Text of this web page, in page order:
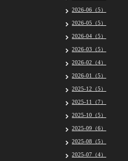
2026-06（5）
2026-05（5）
2026-04（5）
2026-03（5）
2026-02（4）
2026-01（5）
2025-12（5）
2025-11（7）
2025-10（5）
2025-09（6）
2025-08（5）
2025-07（4）